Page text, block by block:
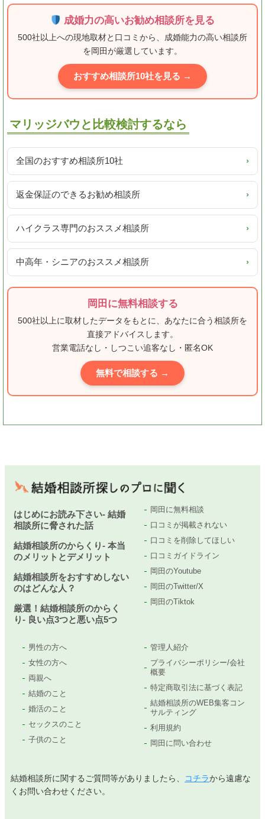
成婚力の高いお勧め相談所を見る
500社以上への現地取材と口コミから、成婚能力の高い相談所
を岡田が厳選しています。
おすすめ相談所10社を見る →
マリッジバウと比較検討するなら
全国のおすすめ相談所10社 ›
返金保証のできるお勧め相談所 ›
ハイクラス専門のおススメ相談所 ›
中高年・シニアのおススメ相談所 ›
岡田に無料相談する
500社以上に取材したデータをもとに、あなたに合う相談所を
直接アドバイスします。
営業電話なし・しつこい追客なし・匿名OK
無料で相談する →
はじめにお読み下さい- 結婚
相談所に脅された話
結婚相談所のからくり- 本当
のメリットとデメリット
結婚相談所をおすすめしない
のはどんな人？
厳選！結婚相談所のからく
り- 良い点3つと悪い点5つ
岡田に無料相談
口コミが掲載されない
口コミを削除してほしい
口コミガイドライン
岡田のYoutube
岡田のTwitter/X
岡田のTiktok
男性の方へ
女性の方へ
両親へ
結婚のこと
婚活のこと
セックスのこと
子供のこと
管理人紹介
プライバシーポリシー/会社
概要
特定商取引法に基づく表記
結婚相談所のWEB集客コン
サルティング
利用規約
岡田に問い合わせ
結婚相談所に関するご質問等がありましたら、 コチラから遠慮な
くお問い合わせください。